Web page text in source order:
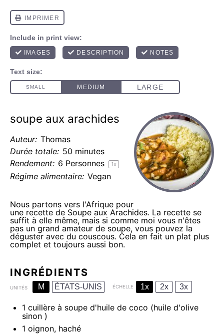
soupe aux arachides
Auteur: Thomas
Durée totale: 50 minutes
Rendement: 6 Personnes 1x
Régime alimentaire: Vegan
Nous partons vers l'Afrique pour
une recette de Soupe aux Arachides. La recette se
suffit à elle même, mais si comme moi vous n'êtes
pas un grand amateur de soupe, vous pouvez la
déguster avec du couscous. Cela en fait un plat plus
complet et toujours aussi bon.
INGRÉDIENTS
UNITÉS M ÉTATS-UNIS ÉCHELLE 1x 2x 3x
1 cuillère à soupe d'huile de coco (huile d'olive
sinon )
1 oignon, haché